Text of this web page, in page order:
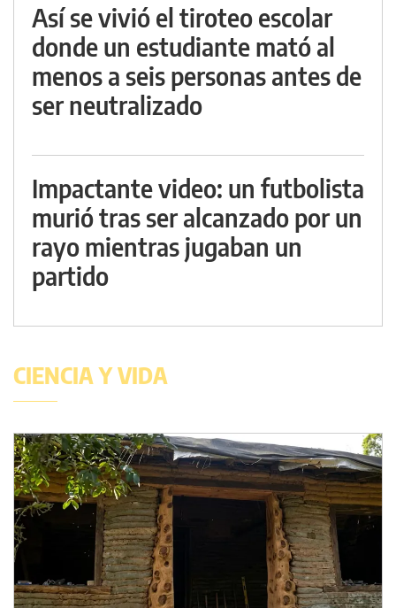
Así se vivió el tiroteo escolar
donde un estudiante mató al
menos a seis personas antes de
ser neutralizado
Impactante video: un futbolista
murió tras ser alcanzado por un
rayo mientras jugaban un
partido
CIENCIA Y VIDA